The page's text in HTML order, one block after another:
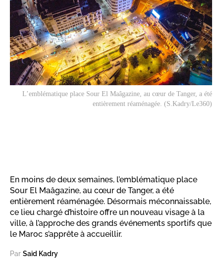
L’emblématique place Sour El Maâgazine, au cœur de Tanger, a été
entièrement réaménagée. (S.Kadry/Le360)
En moins de deux semaines, l’emblématique place
Sour El Maâgazine, au cœur de Tanger, a été
entièrement réaménagée. Désormais méconnaissable,
ce lieu chargé d’histoire offre un nouveau visage à la
ville, à l’approche des grands événements sportifs que
le Maroc s’apprête à accueillir.
Par Said Kadry